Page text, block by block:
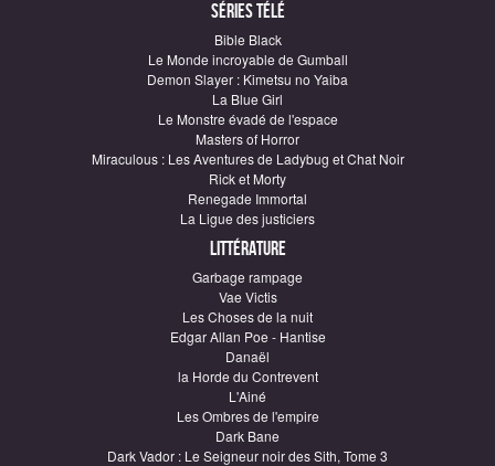
Séries télé
Bible Black
Le Monde incroyable de Gumball
Demon Slayer : Kimetsu no Yaiba
La Blue Girl
Le Monstre évadé de l'espace
Masters of Horror
Miraculous : Les Aventures de Ladybug et Chat Noir
Rick et Morty
Renegade Immortal
La Ligue des justiciers
Littérature
Garbage rampage
Vae Victis
Les Choses de la nuit
Edgar Allan Poe - Hantise
Danaël
la Horde du Contrevent
L'Ainé
Les Ombres de l'empire
Dark Bane
Dark Vador : Le Seigneur noir des Sith, Tome 3